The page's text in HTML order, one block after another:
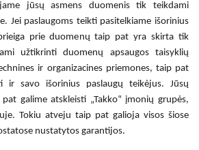
jūsų asmens duomenis tik teikdami
Jei paslaugoms teikti pasitelkiame išorinius
prie duomenų taip pat yra skirta tik
užtikrinti duomenų apsaugos taisyklių
ir organizacines priemones, taip pat
ir savo išorinius paslaugų teikėjus. Jūsų
galime atskleisti „Takko“ įmonių grupės,
Tokiu atveju taip pat galioja visos šiose
nustatytos garantijos.